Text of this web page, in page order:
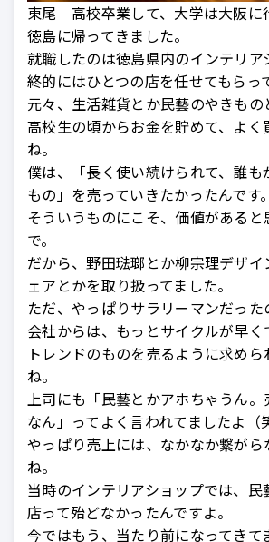
東尾 高校卒業して、大学は大阪に
徳島に帰ってきました。
就職したのは徳島県内のインテリア
終的にはひとつの店を任せてもらっ
元々、生活雑貨とか民藝のやきもの
高校生の頃からお金を貯めて、よく
ね。
僕は、「長く使い続けられて、誰も
もの」を売っていきたかったんです。
そういうものにこそ、価値があると
で。
だから、野田琺瑯とか柳宗理デザイ
ェアとかを取り扱ってました。
ただ、やっぱりサラリーマンだった
会社からは、もっとサイクルが早く
トレンドのものを売るように求めら
ね。
上司にも「民藝とかアホちゃうん。
なん」ってよく言われてましたよ（
やっぱり売上には、なかなか繋がら
ね。
当時のインテリアショップでは、民
店って殆どなかったんですよ。
今ではもう、当たり前になってきて